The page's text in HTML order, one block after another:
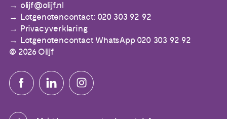
olijf@olijf.nl
Lotgenotencontact: 020 303 92 92
Privacyverklaring
Lotgenotencontact WhatsApp 020 303 92 92
© 2026 Olijf